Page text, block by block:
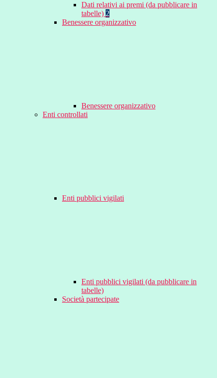
Dati relativi ai premi (da pubblicare in
tabelle) 2
Benessere organizzativo
Benessere organizzativo
Enti controllati
Enti pubblici vigilati
Enti pubblici vigilati (da pubblicare in
tabelle)
Società partecipate